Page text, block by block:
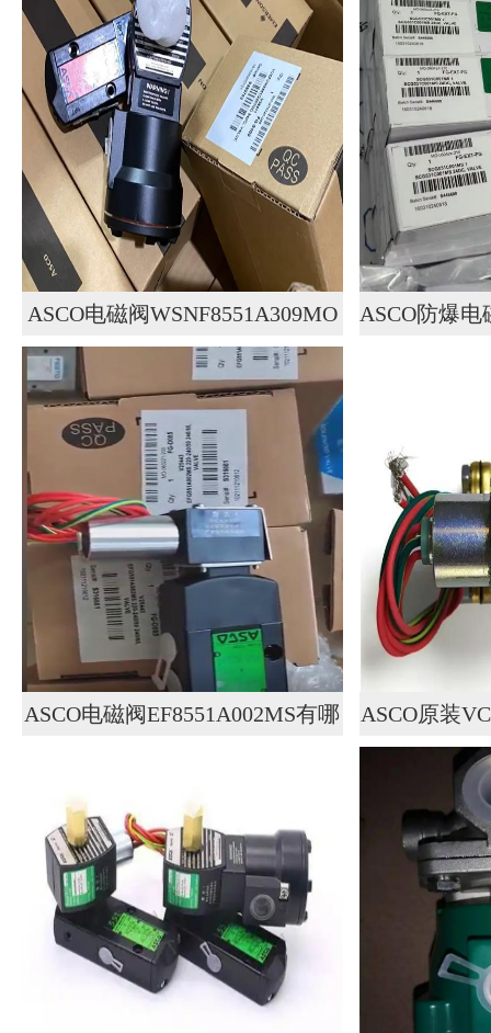
ASCO电磁阀WSNF8551A309MO
ASCO防爆
ASCO电磁阀EF8551A002MS有哪
ASCO原装